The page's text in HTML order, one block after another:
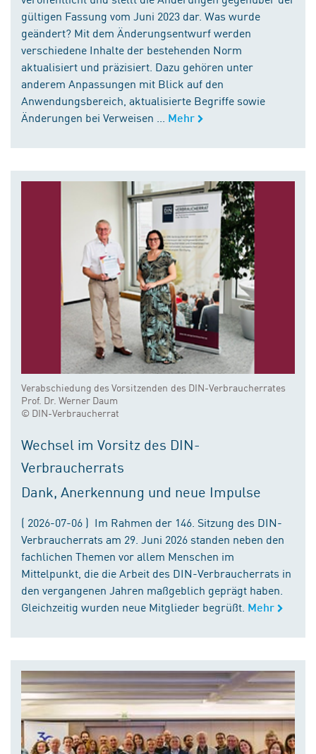
gültigen Fassung vom Juni 2023 dar. Was wurde
geändert? Mit dem Änderungsentwurf werden
verschiedene Inhalte der bestehenden Norm
aktualisiert und präzisiert. Dazu gehören unter
anderem Anpassungen mit Blick auf den
Anwendungsbereich, aktualisierte Begriffe sowie
Änderungen bei Verweisen ...
Mehr
Verabschiedung des Vorsitzenden des DIN-Verbraucherrates
Prof. Dr. Werner Daum
© DIN-Verbraucherrat
Wechsel im Vorsitz des DIN-
Verbraucherrats
Dank, Anerkennung und neue Impulse
( 2026-07-06 ) Im Rahmen der 146. Sitzung des DIN-
Verbraucherrats am 29. Juni 2026 standen neben den
fachlichen Themen vor allem Menschen im
Mittelpunkt, die die Arbeit des DIN-Verbraucherrats in
den vergangenen Jahren maßgeblich geprägt haben.
Gleichzeitig wurden neue Mitglieder begrüßt. Mehr